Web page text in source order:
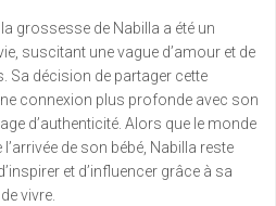
grossesse de Nabilla a été un
suscitant une vague d’amour et de
Sa décision de partager cette
connexion plus profonde avec son
d’authenticité. Alors que le monde
de son bébé, Nabilla reste
et d’influencer grâce à sa
vivre.